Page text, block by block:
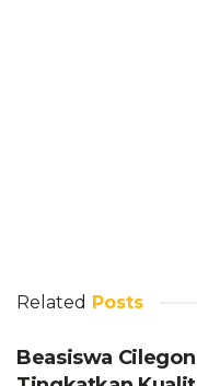
Related Posts
Beasiswa